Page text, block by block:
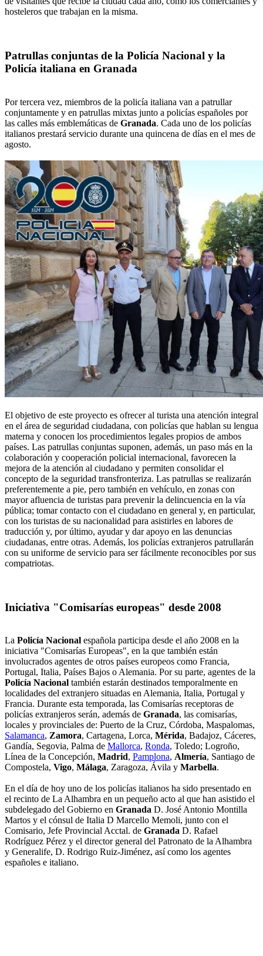
hosteleros que trabajan en la misma.
Patrullas conjuntas de la Policía Nacional y la
Policía italiana en Granada
Por tercera vez, miembros de la policía italiana van a patrullar
conjuntamente y en patrullas mixtas junto a policías españoles por
las calles más emblemáticas de Granada. Cada uno de los policías
italianos prestará servicio durante una quincena de días en el mes de
agosto.
El objetivo de este proyecto es ofrecer al turista una atención integral
en el área de seguridad ciudadana, con policías que hablan su lengua
materna y conocen los procedimientos legales propios de ambos
países. Las patrullas conjuntas suponen, además, un paso más en la
colaboración y cooperación policial internacional, favorecen la
mejora de la atención al ciudadano y permiten consolidar el
concepto de la seguridad transfronteriza. Las patrullas se realizarán
preferentemente a pie, pero también en vehículo, en zonas con
mayor afluencia de turistas para prevenir la delincuencia en la vía
pública; tomar contacto con el ciudadano en general y, en particular,
con los turistas de su nacionalidad para asistirles en labores de
traducción y, por último, ayudar y dar apoyo en las denuncias
ciudadanas, entre otras. Además, los policías extranjeros patrullarán
con su uniforme de servicio para ser fácilmente reconocibles por sus
compatriotas.
Iniciativa "Comisarías europeas" desde 2008
La Policía Nacional española participa desde el año 2008 en la
iniciativa "Comisarías Europeas", en la que también están
involucrados agentes de otros países europeos como Francia,
Portugal, Italia, Países Bajos o Alemania. Por su parte, agentes de la
Policía Nacional también estarán destinados temporalmente en
localidades del extranjero situadas en Alemania, Italia, Portugal y
Francia. Durante esta temporada, las Comisarías receptoras de
policías extranjeros serán, además de Granada, las comisarías,
locales y provinciales de: Puerto de la Cruz, Córdoba, Maspalomas,
Salamanca, Zamora, Cartagena, Lorca, Mérida, Badajoz, Cáceres,
Gandía, Segovia, Palma de Mallorca, Ronda, Toledo; Logroño,
Línea de la Concepción, Madrid, Pamplona, Almería, Santiago de
Compostela, Vigo, Málaga, Zaragoza, Ávila y Marbella.
En el día de hoy uno de los policías italianos ha sido presentado en
el recinto de La Alhambra en un pequeño acto al que han asistido el
subdelegado del Gobierno en Granada D. José Antonio Montilla
Martos y el cónsul de Italia D Marcello Memoli, junto con el
Comisario, Jefe Provincial Acctal. de Granada D. Rafael
Rodríguez Pérez y el director general del Patronato de la Alhambra
y Generalife, D. Rodrigo Ruiz-Jiménez, así como los agentes
españoles e italiano.